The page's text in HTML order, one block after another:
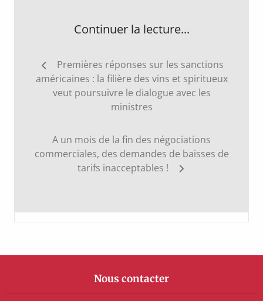
Continuer la lecture...
Navigation
de
l’article
Premières réponses sur les sanctions
américaines : la filière des vins et spiritueux
veut poursuivre le dialogue avec les
ministres
A un mois de la fin des négociations
commerciales, des demandes de baisses de
tarifs inacceptables !
Nous contacter